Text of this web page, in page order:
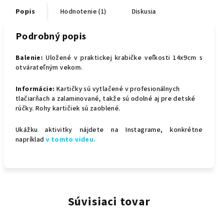
Popis Hodnotenie (1) Diskusia
Podrobný popis
Balenie:Uložené v praktickej krabičke veľkosti 14x9cm s
otvárateľným vekom.
Informácie: Kartičky sú vytlačené v profesionálnych
tlačiarňach a zalaminované, takže sú odolné aj pre detské
rúčky. Rohy kartičiek sú zaoblené.
Ukážku aktivitky nájdete na Instagrame, konkrétne
napríklad v tomto videu.
Súvisiaci tovar